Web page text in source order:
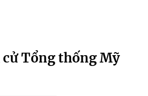
Infographic
Tổng thống Mỹ